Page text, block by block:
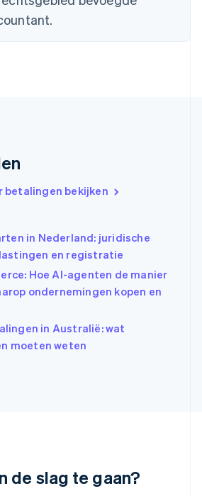
betalingen bekijken
in Nederland: juridische
en registratie
Hoe AI-agenten de manier
ondernemingen kopen en
in Australië: wat
moeten weten
de slag te gaan?